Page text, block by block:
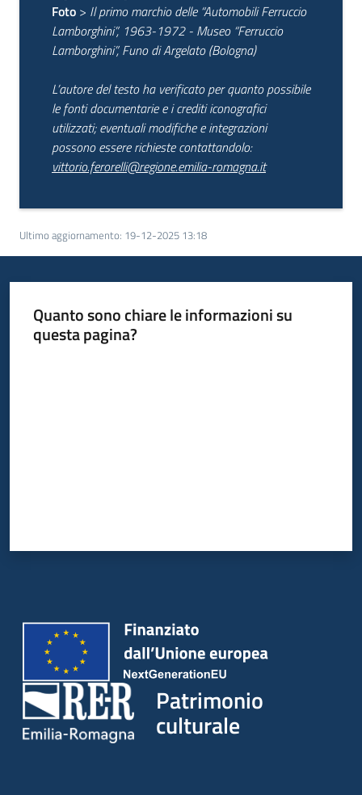
Foto > Il primo marchio delle “Automobili Ferruccio
Lamborghini”, 1963-1972 - Museo “Ferruccio
Lamborghini”, Funo di Argelato (Bologna)
L’autore del testo ha verificato per quanto possibile
le fonti documentarie e i crediti iconografici
utilizzati; eventuali modifiche e integrazioni
possono essere richieste contattandolo:
vittorio.ferorelli@regione.emilia-romagna.it
Ultimo aggiornamento: 19-12-2025 13:18
Quanto sono chiare le informazioni su
questa pagina?
Patrimonio
culturale